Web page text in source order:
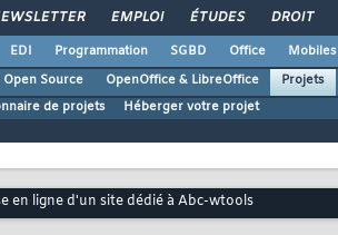
EMPLOI ÉTUDES DROIT
EDI Programmation SGBD Office Mobiles
Open Source OpenOffice & LibreOffice
Projets
de projets Héberger votre projet
en ligne d'un site dédié à Abc-wtools